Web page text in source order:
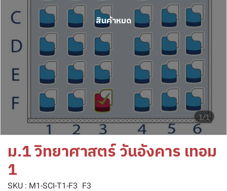
1/1
สินค้าหมด
ม.1 วิทยาศาสตร์ วันอังคาร เทอม
1
SKU : M1-SCI-T1-F3 F3